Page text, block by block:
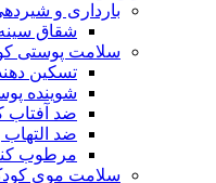
بارداری و
شقاق
سلامت پوستی
تسکین
شوینده
ضد آفتاب
ضد
مرطوب
سلامت موی